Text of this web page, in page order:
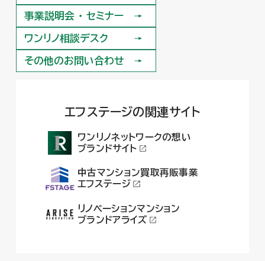
資料請求
事業説明会 ・ セミナー
事業説明会 ・ セミナー
ワンリノ相談デスク
ワンリノ相談デスク
その他のお問い合わせ
その他のお問い合わせ
エフステージの関連サイト
ワンリノネットワークの想い
ブランドサイト
中古マンション買取再販事業
エフステージ
リノベーションマンション
ブランドアライズ